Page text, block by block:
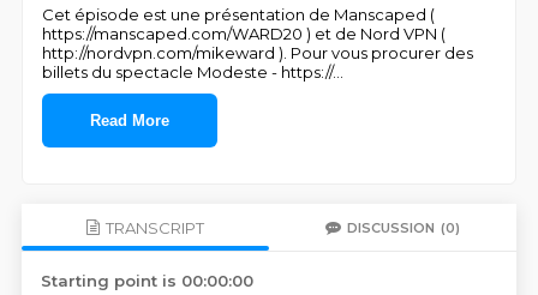
Cet épisode est une présentation de Manscaped (
https://manscaped.com/WARD20 ) et de Nord VPN (
http://nordvpn.com/mikeward ). Pour vous procurer des
billets du spectacle Modeste - https://...
Read More
TRANSCRIPT DISCUSSION (0)
Starting point is 00:00:00